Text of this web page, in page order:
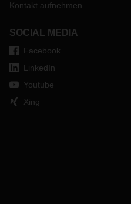
Kontakt aufnehmen
SOCIAL MEDIA
Facebook
LinkedIn
Youtube
Xing